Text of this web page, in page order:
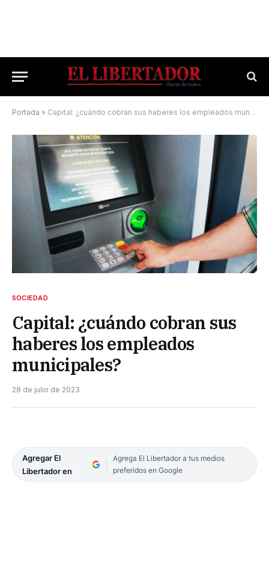
Portada » Capital: ¿cuándo cobran sus haberes los empleados municipales?
SOCIEDAD
Capital: ¿cuándo cobran sus
haberes los empleados
municipales?
28 de julio de 2023
Agregar El
Libertador en
Agrega El Libertador a tus medios
preferidos en Google